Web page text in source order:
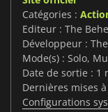
Catégories :
Editeur : The
Développeur :
Mode(s) : Solo,
Date de sortie : 1
Dernières mises
Configurations